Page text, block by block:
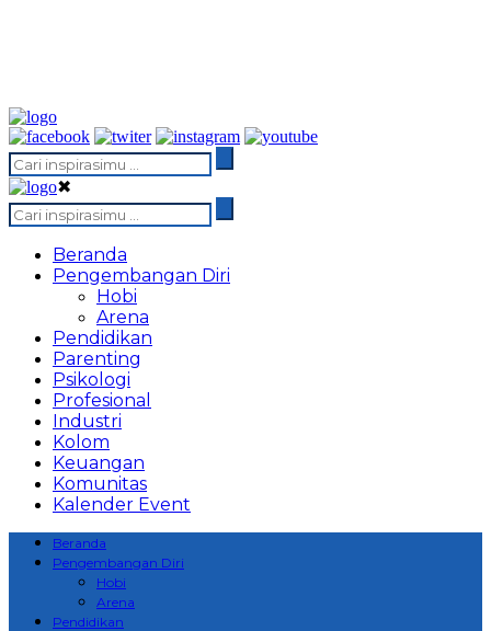
✖
Beranda
Pengembangan Diri
Hobi
Arena
Pendidikan
Parenting
Psikologi
Profesional
Industri
Kolom
Keuangan
Komunitas
Kalender Event
Beranda
Pengembangan Diri
Hobi
Arena
Pendidikan